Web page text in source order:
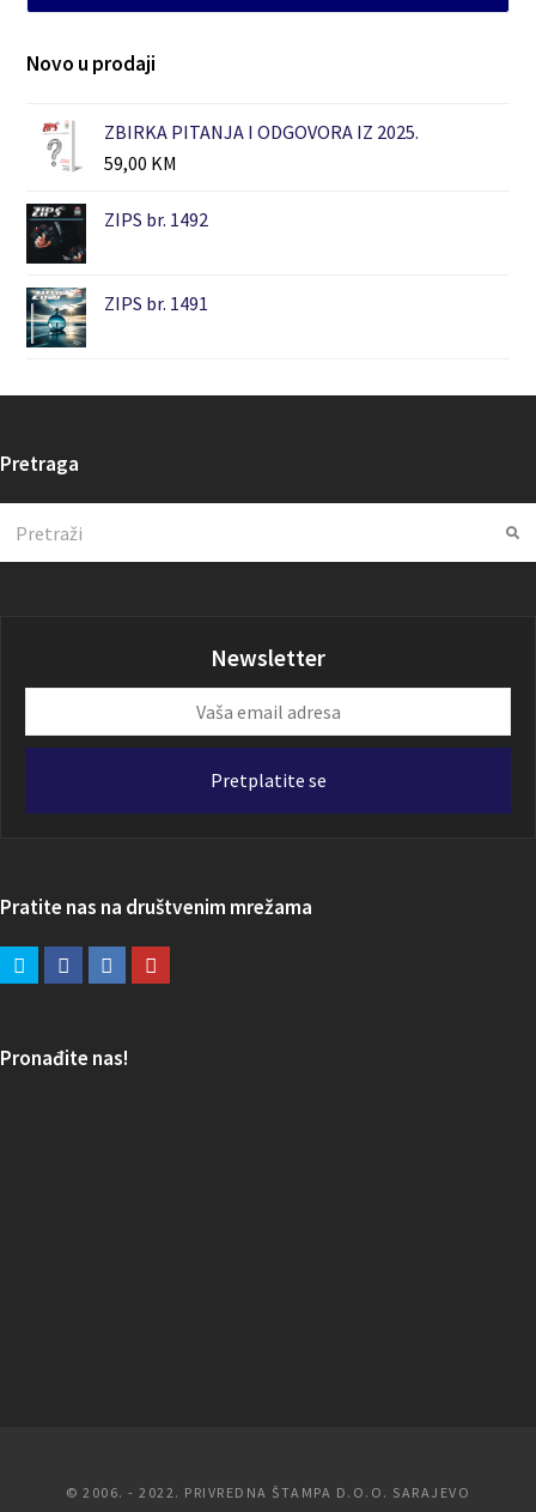
Novo u prodaji
ZBIRKA PITANJA I ODGOVORA IZ 2025.
59,00 KM
ZIPS br. 1492
ZIPS br. 1491
Pretraga
Newsletter
email
Pretplatite se
Pratite nas na društvenim mrežama
Pronađite nas!
© 2006. - 2022. PRIVREDNA ŠTAMPA D.O.O. SARAJEVO